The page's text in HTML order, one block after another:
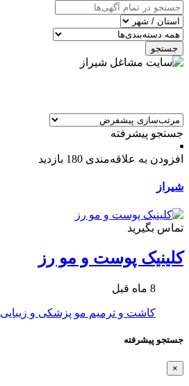
جستجو
جستجو پیشرفته
افزودن به علاقه‌مندی 180 بازدید
شیراز
تماس بگیرید
کلینیک پوست و مو رز
8 ماه قبل
کاشت و ترمیم مو پزشکی و زیبایی
جستجو پیشرفته
×